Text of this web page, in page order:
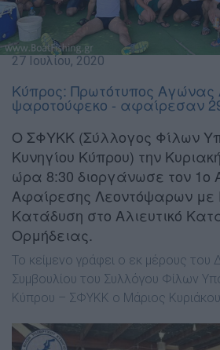
27 Ιουλίου, 2020
Κύπρος: Πρωτότυπος
ψαροτούφεκο - αφαίρεσαν
O ΣΦΥΚΚ (Σύλλογος Φίλων
Κυνηγίου Κύπρου) την
ώρα 8:30 διοργάνωσε τον 1ο
Αφαίρεσης Λεοντόψαρων με
Κατάδυση στο Αλιευτικό
Ορμήδειας.
Το κείμενο γράφει ο εκ μέρους του
Συμβουλίου του Συλλόγου Φίλων
Κύπρου – ΣΦΥΚΚ ο Μάριος